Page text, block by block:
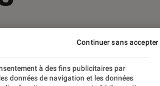
à des fins publicitaires par
données de navigation et les données
Continuer sans accepter